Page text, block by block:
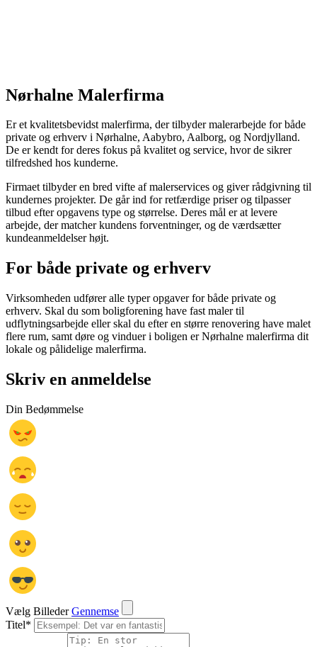
Nørhalne Malerfirma
Er et kvalitetsbevidst malerfirma, der tilbyder malerarbejde for både
private og erhverv i Nørhalne, Aabybro, Aalborg, og Nordjylland.
De er kendt for deres fokus på kvalitet og service, hvor de sikrer
tilfredshed hos kunderne.
Firmaet tilbyder en bred vifte af malerservices og giver rådgivning til
kundernes projekter. De går ind for retfærdige priser og tilpasser
tilbud efter opgavens type og størrelse. Deres mål er at levere
arbejde, der matcher kundens forventninger, og de værdsætter
kundeanmeldelser højt.
For både private og erhverv
Virksomheden udfører alle typer opgaver for både private og
erhverv. Skal du som boligforening have fast maler til
udflytningsarbejde eller skal du efter en større renovering have malet
flere rum, samt døre og vinduer i boligen er Nørhalne malerfirma dit
lokale og pålidelige malerfirma.
Skriv en anmeldelse
Din Bedømmelse
Vælg Billeder Gennemse
Titel*